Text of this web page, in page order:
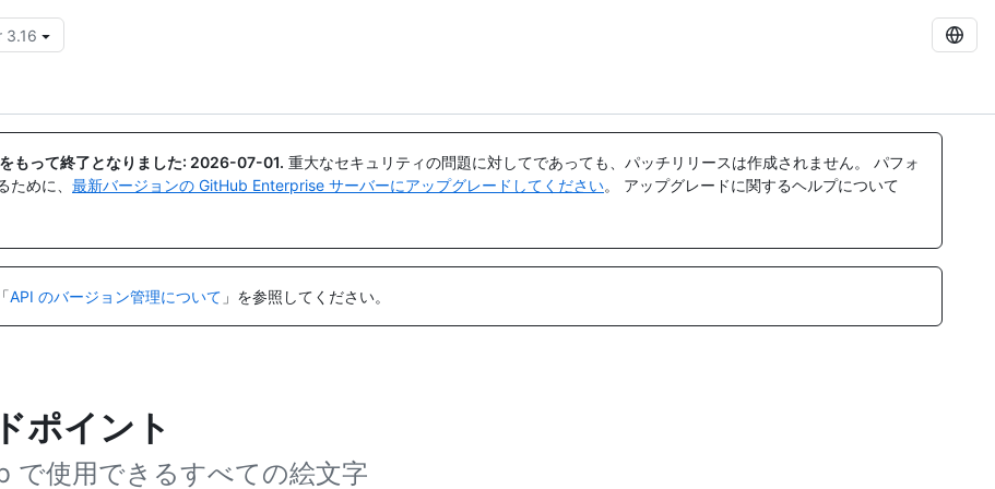
3.16
もって終了となりました: 2026-07-01. 重大なセキュリティの問題に対してであっても、パッチリリースは作成されません。 パフォ
めに、 最新バージョンの GitHub Enterprise サーバーにアップグレードしてください。 アップグレードに関するヘルプについて
API のバージョン管理について 」を参照してください。
ポイント
で使用できるすべての絵文字